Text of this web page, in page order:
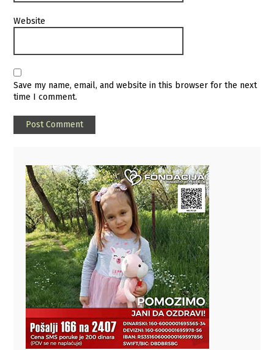
Website
Save my name, email, and website in this browser for the next
time I comment.